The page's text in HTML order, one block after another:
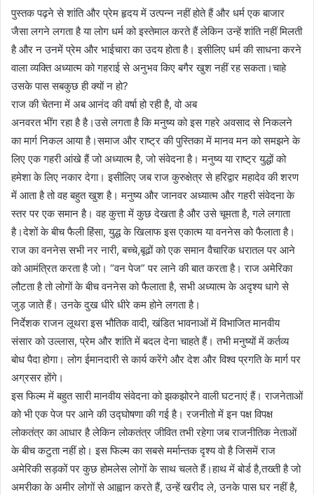
पुस्तक पढ़ने से शांति और प्रेम हृदय में उत्पन्न नहीं होते हैं और धर्म एक बाजार
जैसा लगने लगता है या लोग धर्म को इस्तेमाल करते हैं लेकिन उन्हें शांति नहीं मिलती
है और न उनमें प्रेम और भाईचारा का उदय होता है। इसीलिए धर्म की साधना करने
वाला व्यक्ति अध्यात्म को गहराई से अनुभव किए बगैर खुश नहीं रह सकता।चाहे
उसके पास सबकुछ ही क्यों न हो?
राज की चेतना में अब आनंद की वर्षा हो रही है, वो अब
अनवरत भींग रहा है है।उसे लगता है कि मनुष्य को इस गहरे अवसाद से निकलने
का मार्ग निकल आया है।समाज और राष्ट्र की पुस्तिका में मानव मन को समझने के
लिए एक गहरी आंखे हैं जो अध्यात्म है, जो संवेदना है। मनुष्य या राष्ट्र युद्धों को
हमेशा के लिए नकार देगा। इसीलिए जब राज कुरुक्षेत्र से हरिद्वार महादेव की शरण
में आता है तो वह बहुत खुश है। मनुष्य और जानवर अध्यात्म और गहरी संवेदना के
स्तर पर एक समान है। वह कुत्ता में कुछ देखता है और उसे चूमता है, गले लगाता
है।देशों के बीच फैली हिंसा, युद्ध के खिलाफ इस एकात्म या वननेस को फैलाता है।
राज का वननेस सभी नर नारी, बच्चे,बूढों को एक समान वैचारिक धरातल पर आने
को आमंत्रित करता है जो। “वन पेज” पर लाने की बात करता है। राज अमेरिका
लौटता है तो लोगों के बीच वननेस को फैलाता है, सभी अध्यात्म के अदृश्य धागे से
जुड़ जाते हैं। उनके दुख धीरे धीरे कम होने लगता है।
निर्देशक राजन लूथरा इस भौतिक वादी, खंडित भावनाओं में विभाजित मानवीय
संसार को उल्लास, प्रेम और शांति में बदल देना चाहते हैं। तभी मनुष्यों में कर्तव्य
बोध पैदा होगा। लोग ईमानदारी से कार्य करेंगे और देश और विश्व प्रगति के मार्ग पर
अग्रसर होंगे।
इस फिल्म में बहुत सारी मानवीय संवेदना को झकझोरने वाली घटनाएं हैं। राजनेताओं
को भी एक पेज पर आने की उद्घोषणा की गई है। रजनीतो में इन पक्ष विपक्ष
लोकतंत्र का आधार है लेकिन लोकतंत्र जीवित तभी रहेगा जब राजनीतिक नेताओं
के बीच कटुता नहीं हो। इस फिल्म का सबसे मर्मान्तक दृश्य वो है जिसमें राज
अमेरिकी सड़कों पर कुछ होमलेस लोगों के साथ चलते हैं।हाथ में बोर्ड है,तख्ती है जो
अमरीका के अमीर लोगों से आह्वान करते हैं, उन्हें खरीद ले, उनके पास घर नहीं है,